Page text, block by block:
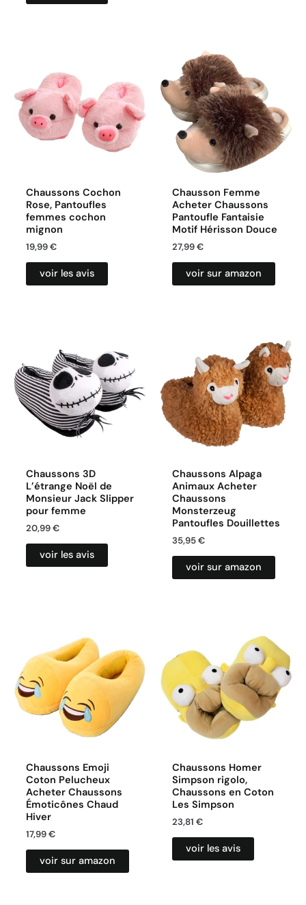
Chaussons Cochon
Rose, Pantoufles
femmes cochon
mignon
19,99€
voir les avis
Chausson Femme
Acheter Chaussons
Pantoufle Fantaisie
Motif Hérisson Douce
27,99€
voir sur amazon
Chaussons 3D
L’étrange Noël de
Monsieur Jack Slipper
pour femme
20,99€
voir les avis
Chaussons Alpaga
Animaux Acheter
Chaussons
Monsterzeug
Pantoufles Douillettes
35,95€
voir sur amazon
Chaussons Emoji
Coton Pelucheux
Acheter Chaussons
Émoticônes Chaud
Hiver
17,99€
voir sur amazon
Chaussons Homer
Simpson rigolo,
Chaussons en Coton
Les Simpson
23,81 €
voir les avis